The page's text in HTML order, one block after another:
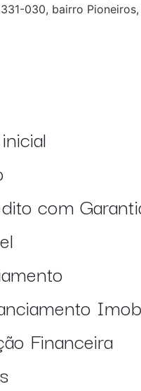
030, bairro Pioneiros,
com
Financeira